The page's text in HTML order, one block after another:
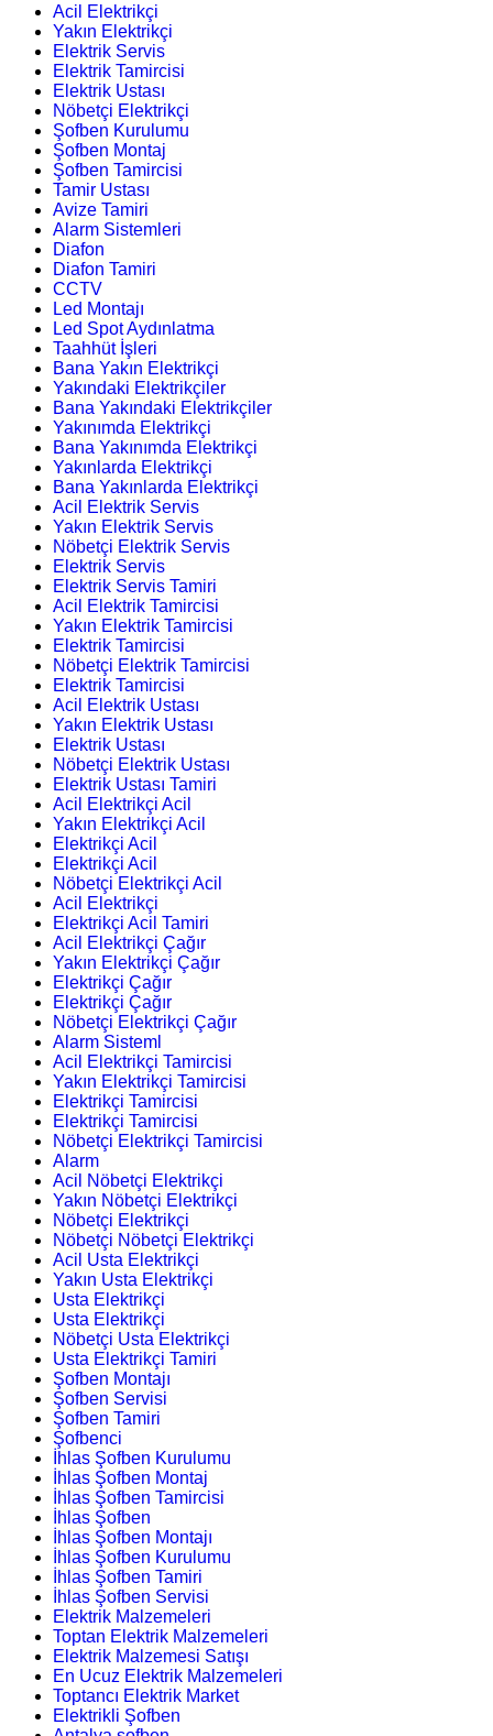
Acil Elektrikçi
Yakın Elektrikçi
Elektrik Servis
Elektrik Tamircisi
Elektrik Ustası
Nöbetçi Elektrikçi
Şofben Kurulumu
Şofben Montaj
Şofben Tamircisi
Tamir Ustası
Avize Tamiri
Alarm Sistemleri
Diafon
Diafon Tamiri
CCTV
Led Montajı
Led Spot Aydınlatma
Taahhüt İşleri
Bana Yakın Elektrikçi
Yakındaki Elektrikçiler
Bana Yakındaki Elektrikçiler
Yakınımda Elektrikçi
Bana Yakınımda Elektrikçi
Yakınlarda Elektrikçi
Bana Yakınlarda Elektrikçi
Acil Elektrik Servis
Yakın Elektrik Servis
Nöbetçi Elektrik Servis
Elektrik Servis
Elektrik Servis Tamiri
Acil Elektrik Tamircisi
Yakın Elektrik Tamircisi
Elektrik Tamircisi
Nöbetçi Elektrik Tamircisi
Elektrik Tamircisi
Acil Elektrik Ustası
Yakın Elektrik Ustası
Elektrik Ustası
Nöbetçi Elektrik Ustası
Elektrik Ustası Tamiri
Acil Elektrikçi Acil
Yakın Elektrikçi Acil
Elektrikçi Acil
Elektrikçi Acil
Nöbetçi Elektrikçi Acil
Acil Elektrikçi
Elektrikçi Acil Tamiri
Acil Elektrikçi Çağır
Yakın Elektrikçi Çağır
Elektrikçi Çağır
Elektrikçi Çağır
Nöbetçi Elektrikçi Çağır
Alarm Sisteml
Acil Elektrikçi Tamircisi
Yakın Elektrikçi Tamircisi
Elektrikçi Tamircisi
Elektrikçi Tamircisi
Nöbetçi Elektrikçi Tamircisi
Alarm
Acil Nöbetçi Elektrikçi
Yakın Nöbetçi Elektrikçi
Nöbetçi Elektrikçi
Nöbetçi Nöbetçi Elektrikçi
Acil Usta Elektrikçi
Yakın Usta Elektrikçi
Usta Elektrikçi
Usta Elektrikçi
Nöbetçi Usta Elektrikçi
Usta Elektrikçi Tamiri
Şofben Montajı
Şofben Servisi
Şofben Tamiri
Şofbenci
İhlas Şofben Kurulumu
İhlas Şofben Montaj
İhlas Şofben Tamircisi
İhlas Şofben
İhlas Şofben Montajı
İhlas Şofben Kurulumu
İhlas Şofben Tamiri
İhlas Şofben Servisi
Elektrik Malzemeleri
Toptan Elektrik Malzemeleri
Elektrik Malzemesi Satışı
En Ucuz Elektrik Malzemeleri
Toptancı Elektrik Market
Elektrikli Şofben